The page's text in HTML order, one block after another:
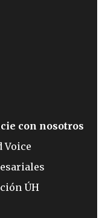
con nosotros
Voice
ÚH